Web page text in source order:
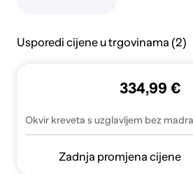
Usporedi cijene u trgovinama (2)
Okvir kreveta s uzglavljem bez
334,99 €
Zadnja promjena cijene